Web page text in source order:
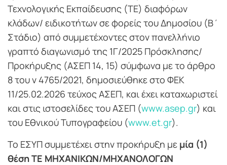
Τεχνολογικής Εκπαίδευσης (ΤΕ) διαφόρων
κλάδων/ ειδικοτήτων σε φορείς του Δημοσίου (Β΄
Στάδιο) από συμμετέχοντες στον πανελλήνιο
γραπτό διαγωνισμό της 1Γ/2025 Πρόσκλησης/
Προκήρυξης (ΑΣΕΠ 14, 15) σύμφωνα με το άρθρο
8 του ν 4765/2021, δημοσιεύθηκε στο ΦΕΚ
11/25.02.2026 τεύχος ΑΣΕΠ, και έχει καταχωριστεί
και στις ιστοσελίδες του ΑΣΕΠ (www.asep.gr) και
του Εθνικού Τυπογραφείου (www.et.gr).
Το ΕΣΥΠ συμμετέχει στην προκήρυξη με μία (1)
θέση ΤΕ ΜΗΧΑΝΙΚΩΝ/ΜΗΧΑΝΟΛΟΓΩΝ